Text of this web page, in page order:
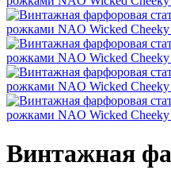
Винтажная